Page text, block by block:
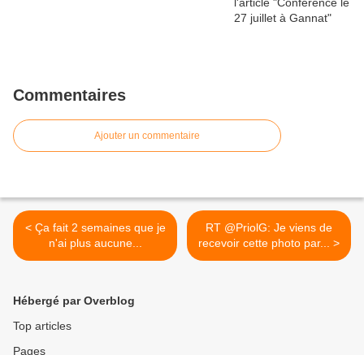
Commentaires
Ajouter un commentaire
< Ça fait 2 semaines que je
n'ai plus aucune...
RT @PriolG: Je viens de
recevoir cette photo par... >
Hébergé par Overblog
Top articles
Pages